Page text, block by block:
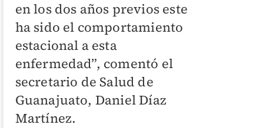
en los dos años previos este
ha sido el comportamiento
estacional a esta
enfermedad”, comentó el
secretario de Salud de
Guanajuato, Daniel Díaz
Martínez.